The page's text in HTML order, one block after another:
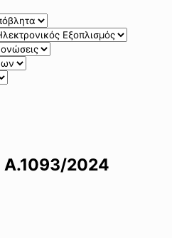
2024